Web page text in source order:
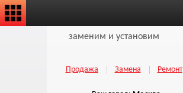
заменим и установим
Продажа Замена Ремонт